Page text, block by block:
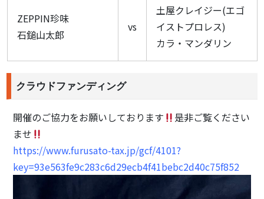
ZEPPIN珍味
石鎚山太郎
vs
土屋クレイジー(エゴ
イストプロレス)
カラ・マンダリン
クラウドファンディング
開催のご協力をお願いしております
是非ご覧ください
ませ
https://www.furusato-tax.jp/gcf/4101?
key=93e563fe9c283c6d29ecb4f41bebc2d40c75f852